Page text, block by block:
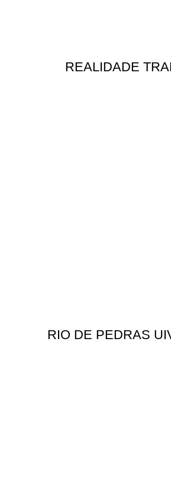
REALIDADE
RIO DE PEDRAS